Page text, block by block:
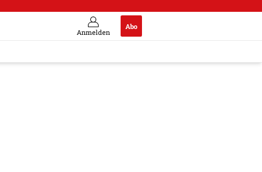
Anmelden
Abo